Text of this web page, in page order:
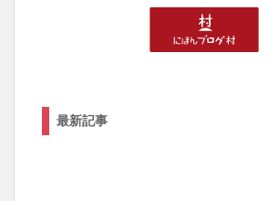
最新記事